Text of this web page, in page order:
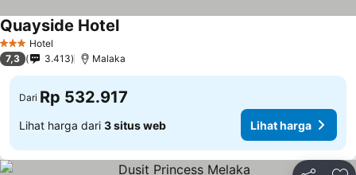
3 BintangHotel
Quayside Hotel
7,3 3.413 Malaka
Dari Rp 532.917
Lihat harga dari 3 situs web Lihat harga